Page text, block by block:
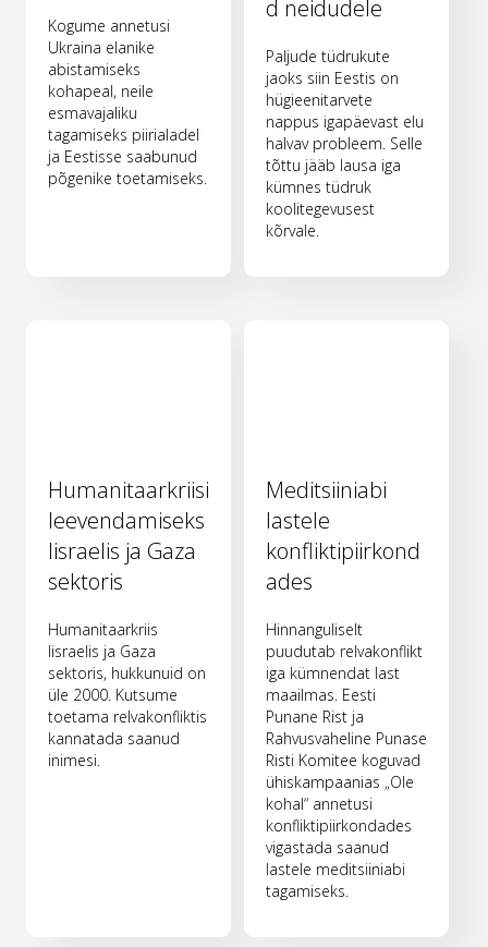
Kogume annetusi
Ukraina elanike
abistamiseks
kohapeal, neile
esmavajaliku
tagamiseks piirialadel
ja Eestisse saabunud
põgenike toetamiseks.
d neidudele
Paljude tüdrukute
jaoks siin Eestis on
hügieenitarvete
nappus igapäevast elu
halvav probleem. Selle
tõttu jääb lausa iga
kümnes tüdruk
koolitegevusest
kõrvale.
Humanitaarkriisi
leevendamiseks
Iisraelis ja Gaza
sektoris
Humanitaarkriis
Iisraelis ja Gaza
sektoris, hukkunuid on
üle 2000. Kutsume
toetama relvakonfliktis
kannatada saanud
inimesi.
Meditsiiniabi
lastele
konfliktipiirkond
ades
Hinnanguliselt
puudutab relvakonflikt
iga kümnendat last
maailmas. Eesti
Punane Rist ja
Rahvusvaheline Punase
Risti Komitee koguvad
ühiskampaanias „Ole
kohal“ annetusi
konfliktipiirkondades
vigastada saanud
lastele meditsiiniabi
tagamiseks.